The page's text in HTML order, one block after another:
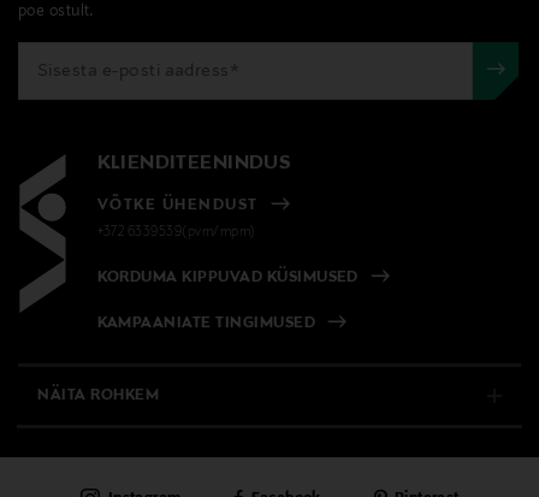
poe ostult.
KLIENDITEENINDUS
VÕTKE ÜHENDUST
+372 6339539(pvm/mpm)
KORDUMA KIPPUVAD KÜSIMUSED
KAMPAANIATE TINGIMUSED
NÄITA ROHKEM